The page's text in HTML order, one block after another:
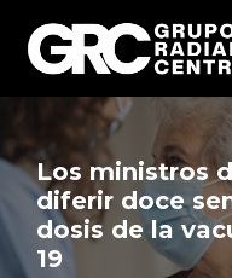
Saltar
al
contenido
Los ministros
diferir doce
dosis de la
19